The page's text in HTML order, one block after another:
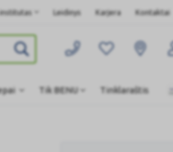
Leidinys Karjera Kontaktai
Tik BENU Tinklaraštis